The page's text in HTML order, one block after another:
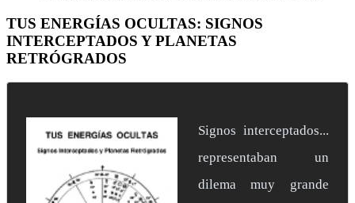
TUS ENERGÍAS OCULTAS: SIGNOS
INTERCEPTADOS Y PLANETAS
RETRÓGRADOS
Signos interceptados...
representaban un
dilema muy grande